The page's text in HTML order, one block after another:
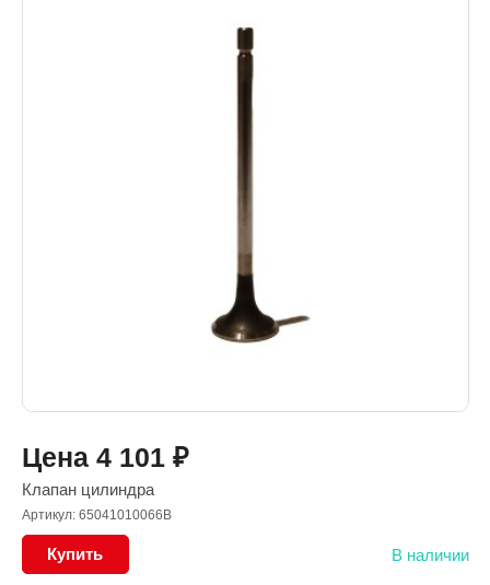
Цена 4 101 ₽
Клапан цилиндра
Артикул: 65041010066B
Купить В наличии